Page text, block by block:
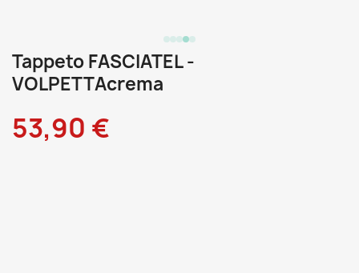
Tappeto FASCIATEL -
VOLPETTAcrema
53,90 €